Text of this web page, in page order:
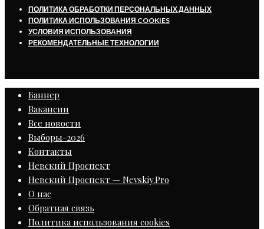
ПОЛИТИКА ОБРАБОТКИ ПЕРСОНАЛЬНЫХ ДАННЫХ
ПОЛИТИКА ИСПОЛЬЗОВАНИЯ COOKIES
УСЛОВИЯ ИСПОЛЬЗОВАНИЯ
РЕКОМЕНДАТЕЛЬНЫЕ ТЕХНОЛОГИИ
Баннер
Вакансии
Все новости
Выборы-2026
Контакты
Невский Проспект
Невский Проспект — Nevskiy.Pro
О нас
Обратная связь
Политика использования cookies